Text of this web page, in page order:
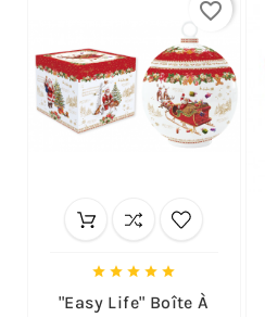
    
"Easy Life" Boîte À
favorite_border